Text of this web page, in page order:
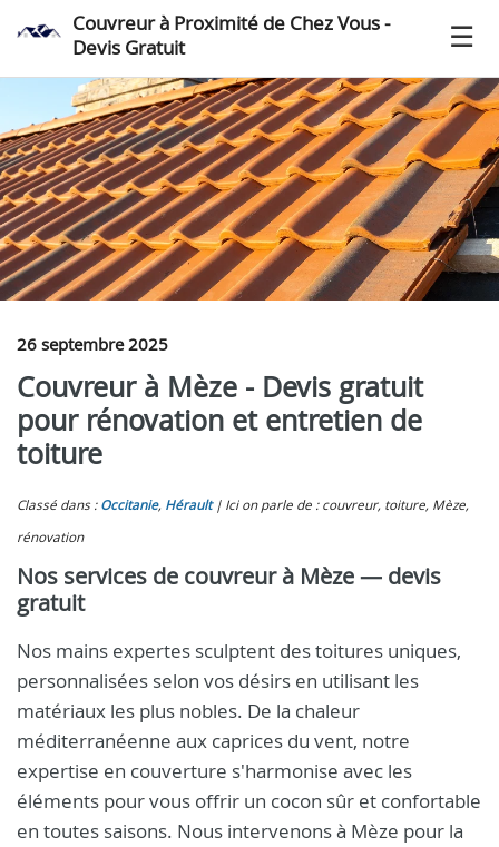
Couvreur à Proximité de Chez Vous -
Devis Gratuit
26 septembre 2025
Couvreur à Mèze - Devis gratuit
pour rénovation et entretien de
toiture
Classé dans : Occitanie, Hérault
Ici on parle de : couvreur, toiture, Mèze,
rénovation
Nos services de couvreur à Mèze — devis
gratuit
Nos mains expertes sculptent des toitures uniques,
personnalisées selon vos désirs en utilisant les
matériaux les plus nobles. De la chaleur
méditerranéenne aux caprices du vent, notre
expertise en couverture s'harmonise avec les
éléments pour vous offrir un cocon sûr et confortable
en toutes saisons. Nous intervenons à Mèze pour la